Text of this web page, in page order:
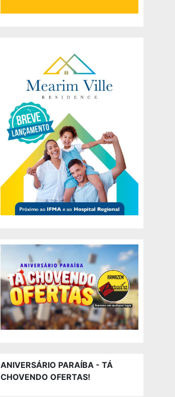
ANIVERSÁRIO PARAÍBA - TÁ
CHOVENDO OFERTAS!